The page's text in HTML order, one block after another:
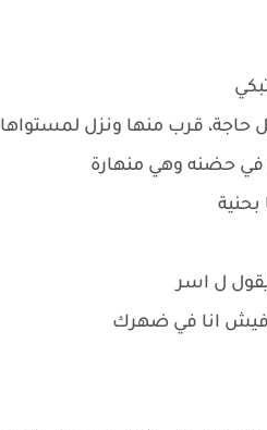
قرب منها ونزل لمستواها
في حضنه وهي منهارة
ل اسر
انا في ضهرك